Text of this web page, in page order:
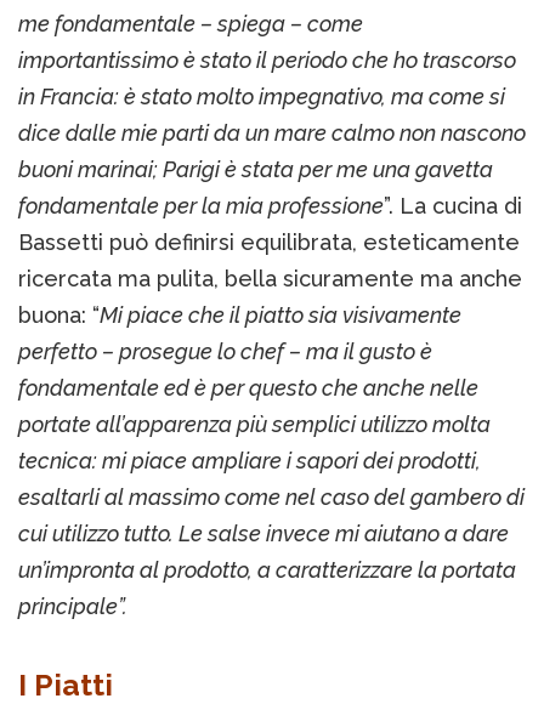
me fondamentale – spiega – come
importantissimo è stato il periodo che ho trascorso
in Francia: è stato molto impegnativo, ma come si
dice dalle mie parti da un mare calmo non nascono
buoni marinai; Parigi è stata per me una gavetta
fondamentale per la mia professione”. La cucina di
Bassetti può definirsi equilibrata, esteticamente
ricercata ma pulita, bella sicuramente ma anche
buona: “Mi piace che il piatto sia visivamente
perfetto – prosegue lo chef – ma il gusto è
fondamentale ed è per questo che anche nelle
portate all’apparenza più semplici utilizzo molta
tecnica: mi piace ampliare i sapori dei prodotti,
esaltarli al massimo come nel caso del gambero di
cui utilizzo tutto. Le salse invece mi aiutano a dare
un’impronta al prodotto, a caratterizzare la portata
principale”.
I Piatti